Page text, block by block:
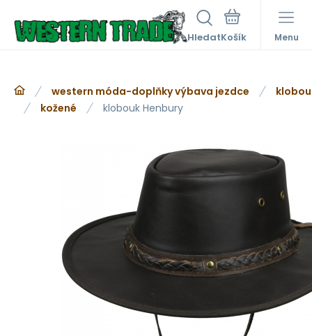
Hledat Menu
western móda-doplňky výbava jezdce
kožené
klobouk Henbury